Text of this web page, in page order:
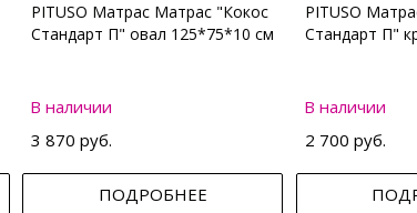
PITUSO Матрас Матрас "Кокос
Стандарт П" овал 125*75*10 см
В наличии
3 870 руб.
ПОДРОБНЕЕ
PITUSO
Стандарт П"
В наличии
2 700 руб.